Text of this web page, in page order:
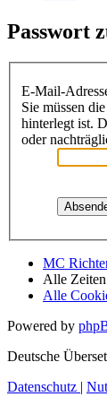
Passwort
E-Mail-
Sie müssen
hinterlegt ist.
oder
MC
Alle
Alle
Powered by
Deutsche
Datenschutz |